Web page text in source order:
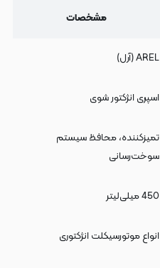
مشخصات
AREL (آرل)
اسپری انژکتور شوی
تمیزکننده، محافظ سیستم
سوخت‌رسانی
450 میلی‌لیتر
انواع موتورسیکلت انژکتوری